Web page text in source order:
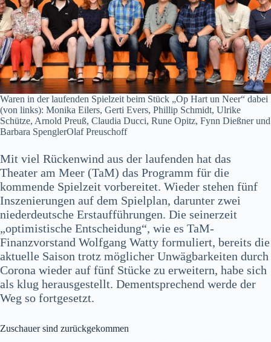
Waren in der laufenden Spielzeit beim Stück „Op Hart un Neer“ dabei
(von links): Monika Eilers, Gerti Evers, Phillip Schmidt, Ulrike
Schütze, Arnold Preuß, Claudia Ducci, Rune Opitz, Fynn Dießner und
Barbara SpenglerOlaf Preuschoff
Mit viel Rückenwind aus der laufenden hat das
Theater am Meer (TaM) das Programm für die
kommende Spielzeit vorbereitet. Wieder stehen fünf
Inszenierungen auf dem Spielplan, darunter zwei
niederdeutsche Erstaufführungen. Die seinerzeit
„optimistische Entscheidung“, wie es TaM-
Finanzvorstand Wolfgang Watty formuliert, bereits die
aktuelle Saison trotz möglicher Unwägbarkeiten durch
Corona wieder auf fünf Stücke zu erweitern, habe sich
als klug herausgestellt. Dementsprechend werde der
Weg so fortgesetzt.
Zuschauer sind zurückgekommen